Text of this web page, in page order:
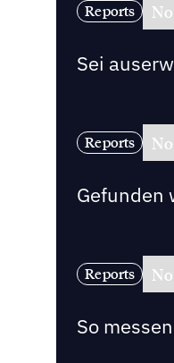
Reports
Sei
Reports
Gefunden
Reports
So